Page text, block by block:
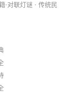
·对联灯谜 · 传统民